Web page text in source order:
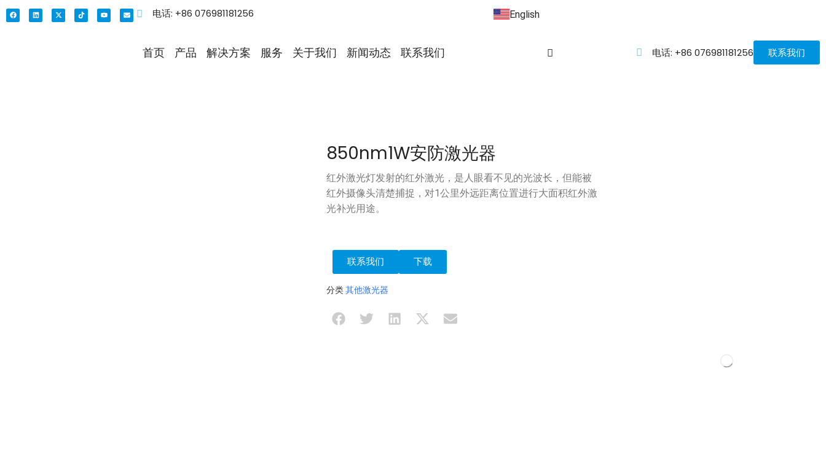
电话: +86 076981181256 English
首页 产品 解决方案 服务 关于我们 新闻动态 联系我们 电话: +86 076981181256 联系我们
850nm1W安防激光器
红外激光灯发射的红外激光，是人眼看不见的光波长，但能被
红外摄像头清楚捕捉，对1公里外远距离位置进行大面积红外激
光补光用途。
联系我们 下载
分类 其他激光器